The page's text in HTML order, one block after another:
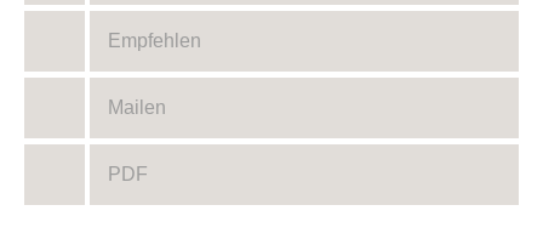
Empfehlen
Mailen
PDF